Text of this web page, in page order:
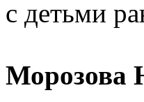
с детьми
Морозова